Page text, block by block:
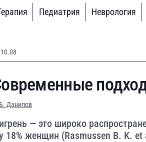
Педиатрия Неврология
Данилов
— это широко
18% женщин (Rasmussen B. K. et